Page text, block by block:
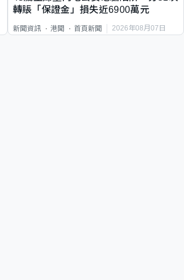
轉賬「保證金」損失近6900萬元
新聞資訊 港聞 首頁新聞 2026年08月07日